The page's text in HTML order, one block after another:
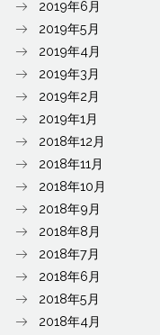
2019年6月
2019年5月
2019年4月
2019年3月
2019年2月
2019年1月
2018年12月
2018年11月
2018年10月
2018年9月
2018年8月
2018年7月
2018年6月
2018年5月
2018年4月